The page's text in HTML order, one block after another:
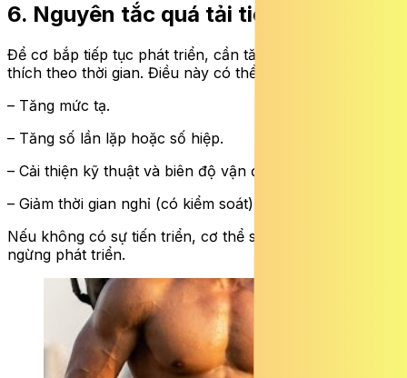
6. Nguyên tắc quá tải tiến triển
Để cơ bắp tiếp tục phát triển, cần tăng dần mức độ kích
thích theo thời gian. Điều này có thể thực hiện bằng:
– Tăng mức tạ.
– Tăng số lần lặp hoặc số hiệp.
– Cải thiện kỹ thuật và biên độ vận động.
– Giảm thời gian nghỉ (có kiểm soát).
Nếu không có sự tiến triển, cơ thể sẽ thích nghi và
ngừng phát triển.